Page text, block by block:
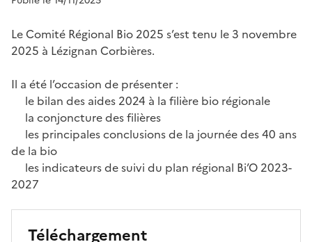
Le Comité Régional Bio 2025 s’est tenu le 3 novembre
2025 à Lézignan Corbières.
Il a été l’occasion de présenter :
le bilan des aides 2024 à la filière bio régionale
la conjoncture des filières
les principales conclusions de la journée des 40 ans
de la bio
les indicateurs de suivi du plan régional Bi’O 2023-
2027
Téléchargement